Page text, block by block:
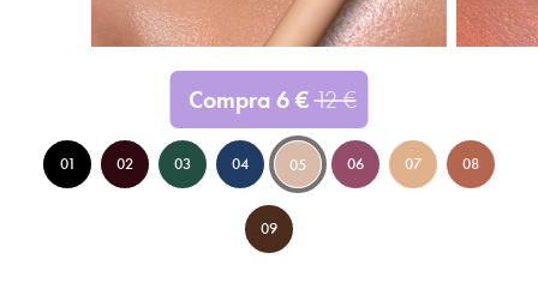
Compra 6 €12€
01 02 03 04 05 06 07 08
09